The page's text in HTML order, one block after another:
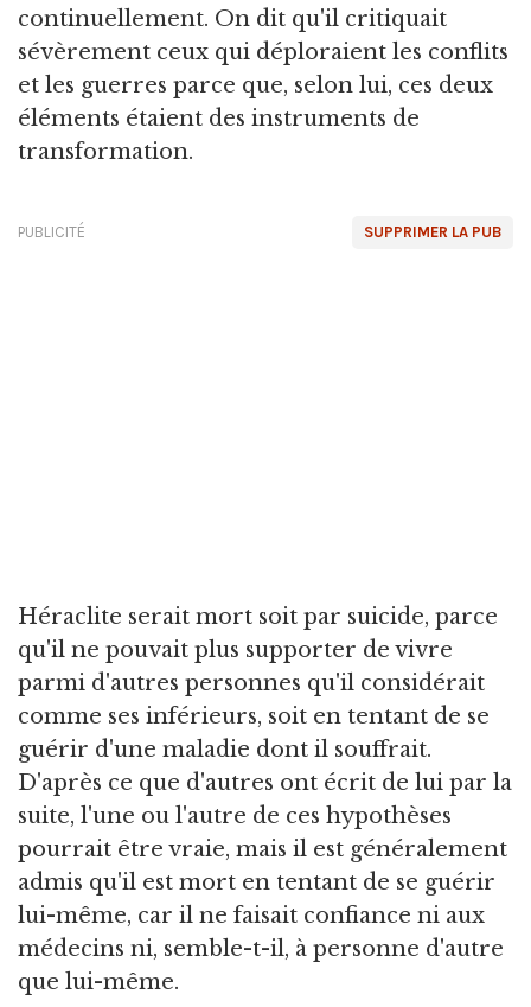
continuellement. On dit qu'il critiquait
sévèrement ceux qui déploraient les conflits
et les guerres parce que, selon lui, ces deux
éléments étaient des instruments de
transformation.
SUPPRIMER LA PUB
PUBLICITÉ
Héraclite serait mort soit par suicide, parce
qu'il ne pouvait plus supporter de vivre
parmi d'autres personnes qu'il considérait
comme ses inférieurs, soit en tentant de se
guérir d'une maladie dont il souffrait.
D'après ce que d'autres ont écrit de lui par la
suite, l'une ou l'autre de ces hypothèses
pourrait être vraie, mais il est généralement
admis qu'il est mort en tentant de se guérir
lui-même, car il ne faisait confiance ni aux
médecins ni, semble-t-il, à personne d'autre
que lui-même.